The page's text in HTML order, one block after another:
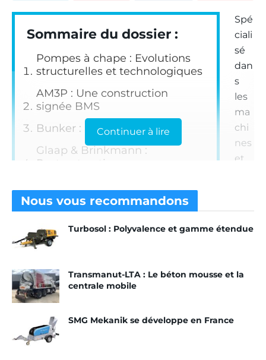
Sommaire du dossier :
Pompes à chape : Evolutions
structurelles et technologiques
AM3P : Une construction
signée BMS
Bunker : Déjà un classique
Glaap & Brinkmann :
Restructuration
traditionnelle
marques
Putzmeister : Large gamme
Turbosol : Pour les gros
Weber Pompe : Nouveau
concept
Spé
ciali
sé
dan
s
les
ma
chi
nes
et
pou
Continuer à lire
Nous vous recommandons
Turbosol : Polyvalence et gamme étendue
Transmanut-LTA : Le béton mousse et la
centrale mobile
SMG Mekanik se développe en France